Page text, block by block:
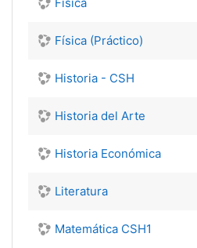
Física (Práctico)
Historia - CSH
Historia del Arte
Historia Económica
Literatura
Matemática CSH1